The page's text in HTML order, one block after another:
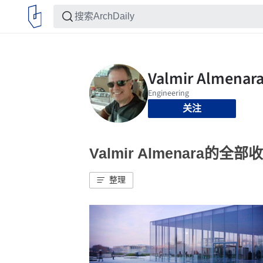
关注
Valmir Almenara的全部
整理